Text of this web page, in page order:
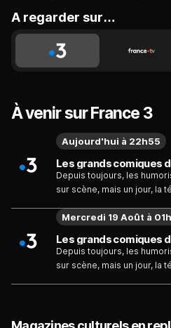
A regarder sur…
À venir sur France 3
Depuis toujours, les
sur scène, mais un jour, la
son "Petit théâtre" chaque
Antenne 2. Michèle
Chevallier et Régis
Bernard Campan et Pascal
d'autres y font leurs
émissions "La Classe",
Aujourd'hui à 22h55
Depuis toujours, les
sur scène, mais un jour, la
Chevallier et Régis
Mercredi 19 Août à